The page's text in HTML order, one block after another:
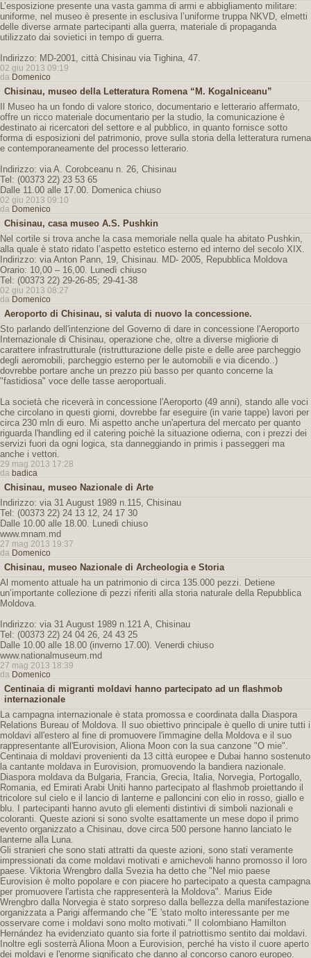
L’esposizione presente una vasta gamma di armi e abbigliamento militare:
uniforme, nel museo è presente in esclusiva l’uniforme truppa NKVD, elmetti
delle diverse armate partecipanti alla guerra, materiale di propaganda
utilizzato dai sovietici in tempo di guerra.
Indirizzo: MD-2001, città Chisinau via Tighina, 47.
02 giu 2013 09:19
da Domenico
Chisinau, museo della Letteratura Romena “M. Kogalniceanu”
Il Museo ha un fondo di valore storico, documentario e letterario affermato,
offre un ricco materiale documentario per la studio, la comunicazione è
destinato ai ricercatori del settore e al pubblico, in quanto fornisce sotto
forma di esposizioni del patrimonio, prove sulla storia della letteratura rumena
e contemporaneamente del processo letterario.
Indirizzo: via A. Corobceanu n. 26, Chisinau
Tel: (00373 22) 23 53 65
Dalle 11.00 alle 17.00. Domenica chiuso
02 giu 2013 09:10
da Domenico
Chisinau, casa museo A.S. Pushkin
Nel cortile si trova anche la casa memoriale nella quale ha abitato Pushkin,
alla quale è stato ridato l’aspetto estetico esterno ed interno del secolo XIX.
Indirizzo: via Anton Pann, 19, Chisinau. MD- 2005, Repubblica Moldova
Orario: 10,00 – 16,00. Lunedì chiuso
Tel: (00373 22) 29-26-85; 29-41-38
02 giu 2013 08:27
da Domenico
Aeroporto di Chisinau, si valuta di nuovo la concessione.
Sto parlando dell'intenzione del Governo di dare in concessione l'Aeroporto
Internazionale di Chisinau, operazione che, oltre a diverse migliorie di
carattere infrastrutturale (ristrutturazione delle piste e delle aree parcheggio
degli aeromobili, parcheggio esterno per le automobili e via dicendo..)
dovrebbe portare anche un prezzo più basso per quanto concerne la
"fastidiosa" voce delle tasse aeroportuali.
La società che riceverà in concessione l'Aeroporto (49 anni), stando alle voci
che circolano in questi giorni, dovrebbe far eseguire (in varie tappe) lavori per
circa 230 mln di euro. Mi aspetto anche un'apertura del mercato per quanto
riguarda l'handling ed il catering poichè la situazione odierna, con i prezzi dei
servizi fuori da ogni logica, sta danneggiando in primis i passeggeri ma
anche i vettori.
29 mag 2013 17:28
da badica
Chisinau, museo Nazionale di Arte
Indirizzo: via 31 August 1989 n.115, Chisinau
Tel: (00373 22) 24 13 12, 24 17 30
Dalle 10.00 alle 18.00. Lunedi chiuso
www.mnam.md
27 mag 2013 19:37
da Domenico
Chisinau, museo Nazionale di Archeologia e Storia
Al momento attuale ha un patrimonio di circa 135.000 pezzi. Detiene
un’importante collezione di pezzi riferiti alla storia naturale della Repubblica
Moldova.
Indirizzo: via 31 August 1989 n.121 A, Chisinau
Tel: (00373 22) 24 04 26, 24 43 25
Dalle 10.00 alle 18.00 (inverno 17.00). Venerdi chiuso
www.nationalmuseum.md
27 mag 2013 18:39
da Domenico
Centinaia di migranti moldavi hanno partecipato ad un flashmob
internazionale
La campagna internazionale è stata promossa e coordinata dalla Diaspora
Relations Bureau of Moldova. Il suo obiettivo principale è quello di unire tutti i
moldavi all'estero al fine di promuovere l'immagine della Moldova e il suo
rappresentante all'Eurovision, Aliona Moon con la sua canzone "O mie".
Centinaia di moldavi provenienti da 13 città europee e Dubai hanno sostenuto
la cantante moldava in Eurovision, promuovendo la bandiera nazionale.
Diaspora moldava da Bulgaria, Francia, Grecia, Italia, Norvegia, Portogallo,
Romania, ed Emirati Arabi Uniti hanno partecipato al flashmob proiettando il
tricolore sul cielo e il lancio di lanterne e palloncini con elio in rosso, giallo e
blu. I partecipanti hanno avuto gli elementi distintivi di simboli nazionali e
coloranti. Queste azioni si sono svolte esattamente un mese dopo il primo
evento organizzato a Chisinau, dove circa 500 persone hanno lanciato le
lanterne alla Luna.
Gli stranieri che sono stati attratti da queste azioni, sono stati veramente
impressionati da come moldavi motivati ​​e amichevoli hanno promosso il loro
paese. Viktoria Wrengbro dalla Svezia ha detto che "Nel mio paese
Eurovision è molto popolare e con piacere ho partecipato a questa campagna
per promuovere l'artista che rappresenterà la Moldova". Marius Eide
Wrengbro dalla Norvegia è stato sorpreso dalla bellezza della manifestazione
organizzata a Parigi affermando che "E 'stato molto interessante per me
osservare come i moldavi sono molto motivati." Il colombiano Hamilton
Hernández ha evidenziato quanto sia forte il patriottismo sentito dai moldavi.
Inoltre egli sosterrà Aliona Moon a Eurovision, perché ha visto il cuore aperto
dei moldavi e l'enorme significato che danno al concorso canoro europeo.